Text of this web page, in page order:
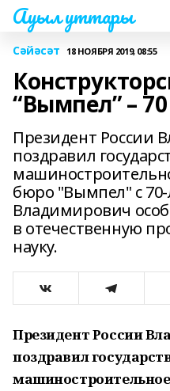
Ауыл уттары
Сәйәсәт 18 НОЯБРЯ 2019, 08:55
“Вымпел” – 70
Президент России
поздравил
бюро "Вымпел" с
Владимирович
в отечественную
науку.
Президент России
поздравил